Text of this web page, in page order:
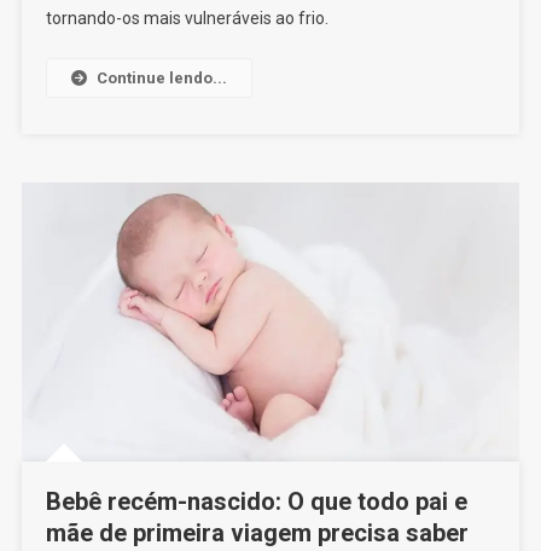
Está
Como
Lo
Inverno
tornando-os mais vulneráveis ao frio.
Continue lendo...
Bebê recém-nascido: O que todo pai e
mãe de primeira viagem precisa saber